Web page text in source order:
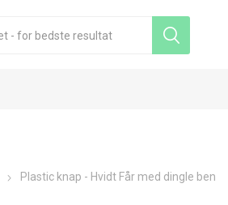
Plastic knap - Hvidt Får med dingle ben